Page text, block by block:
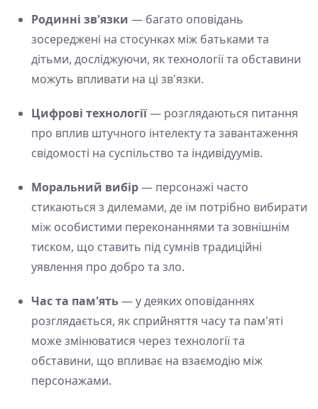
Родинні зв'язки — багато оповідань
зосереджені на стосунках між батьками та
дітьми, досліджуючи, як технології та обставини
можуть впливати на ці зв'язки.
Цифрові технології— розглядаються питання
про вплив штучного інтелекту та завантаження
свідомості на суспільство та індивідуумів.
Моральний вибір— персонажі часто
стикаються з дилемами, де їм потрібно вибирати
між особистими переконаннями та зовнішнім
тиском, що ставить під сумнів традиційні
уявлення про добро та зло.
Час та пам'ять— у деяких оповіданнях
розглядається, як сприйняття часу та пам'яті
може змінюватися через технології та
обставини, що впливає на взаємодію між
персонажами.